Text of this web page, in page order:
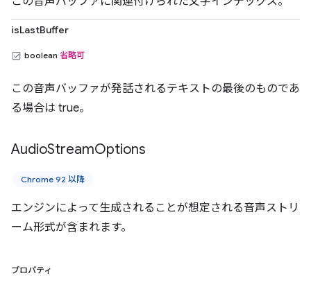
isLastBuffer
boolean 省略可
この音声バッファが発話されるテキストの最後のものであ
る場合は true。
AudioStreamOptions
Chrome 92 以降
エンジンによって生成されることが想定される音声ストリ
ーム形式が含まれます。
プロパティ